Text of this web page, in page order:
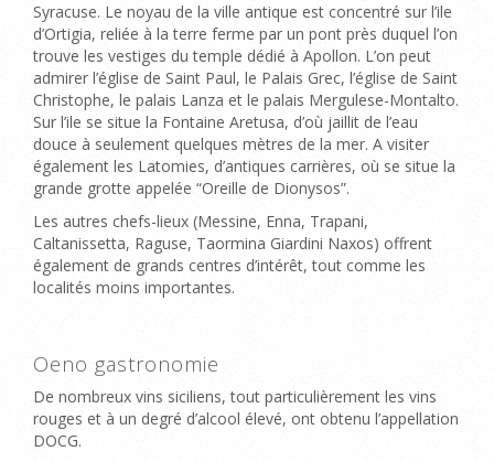
Syracuse. Le noyau de la ville antique est concentré sur l’ile
d’Ortigia, reliée à la terre ferme par un pont près duquel l’on
trouve les vestiges du temple dédié à Apollon. L’on peut
admirer l’église de Saint Paul, le Palais Grec, l’église de Saint
Christophe, le palais Lanza et le palais Mergulese-Montalto.
Sur l’ile se situe la Fontaine Aretusa, d’où jaillit de l’eau
douce à seulement quelques mètres de la mer. A visiter
également les Latomies, d’antiques carrières, où se situe la
grande grotte appelée “Oreille de Dionysos”.
Les autres chefs-lieux (Messine, Enna, Trapani,
Caltanissetta, Raguse, Taormina Giardini Naxos) offrent
également de grands centres d’intérêt, tout comme les
localités moins importantes.
Oeno gastronomie
De nombreux vins siciliens, tout particulièrement les vins
rouges et à un degré d’alcool élevé, ont obtenu l’appellation
DOCG.